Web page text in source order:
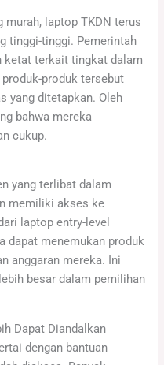
murah, laptop TKDN terus
tinggi-tinggi. Pemerintah
ketat terkait tingkat dalam
produk tersebut
yang ditetapkan. Oleh
bahwa mereka
cukup.
yang terlibat dalam
memiliki akses ke
laptop entry-level
dapat menemukan produk
anggaran mereka. Ini
besar dalam pemilihan
Dapat Diandalkan
dengan bantuan